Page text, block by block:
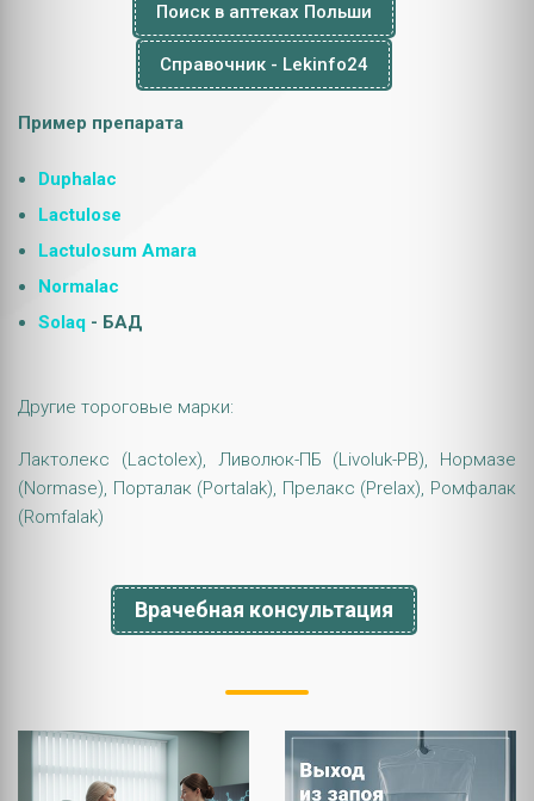
Поиск в аптеках Польши
Справочник - Lekinfo24
Пример препарата
Duphalac
Lactulose
Lactulosum Amara
Normalac
Solaq - БАД
Другие тороговые марки:
Лактолекс (Lactolex), Ливолюк-ПБ (Livoluk-PB), Нормазе
(Normase), Порталак (Portalak), Прелакс (Prelax), Ромфалак
(Romfalak)
Врачебная консультация